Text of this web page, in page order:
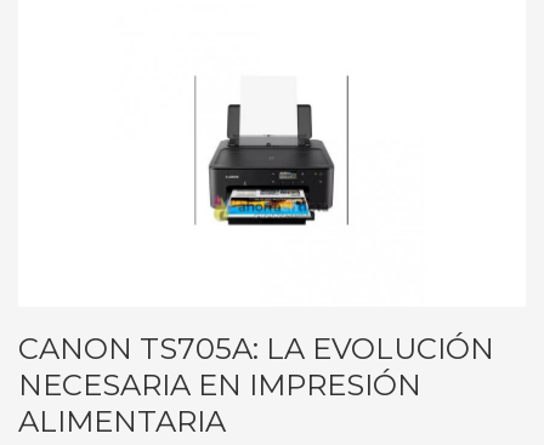
CANON TS705A: LA EVOLUCIÓN
NECESARIA EN IMPRESIÓN
ALIMENTARIA